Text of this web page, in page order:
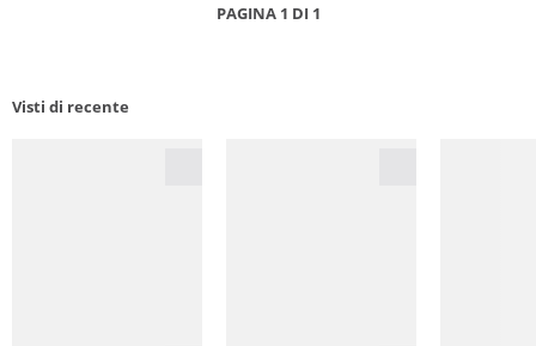
PAGINA 1 DI 1
Visti di recente